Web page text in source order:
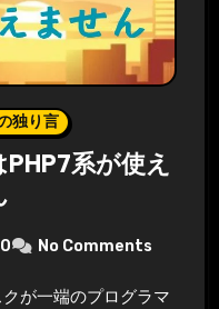
独り言
系が使え
No Comments